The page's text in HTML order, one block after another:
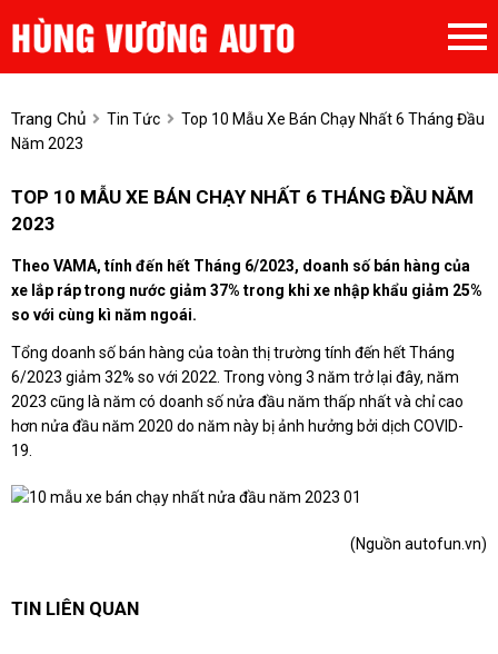
Trang Chủ Tin Tức
Top 10 Mẫu Xe Bán Chạy Nhất 6 Tháng Đầu
Năm 2023
TOP 10 MẪU XE BÁN CHẠY NHẤT 6 THÁNG ĐẦU NĂM
2023
Theo VAMA, tính đến hết Tháng 6/2023, doanh số bán hàng của
xe lắp ráp trong nước giảm 37% trong khi xe nhập khẩu giảm 25%
so với cùng kì năm ngoái.
Tổng doanh số bán hàng của toàn thị trường tính đến hết Tháng
6/2023 giảm 32% so với 2022. Trong vòng 3 năm trở lại đây, năm
2023 cũng là năm có doanh số nửa đầu năm thấp nhất và chỉ cao
hơn nửa đầu năm 2020 do năm này bị ảnh hưởng bởi dịch COVID-
19.
(Nguồn autofun.vn)
TIN LIÊN QUAN